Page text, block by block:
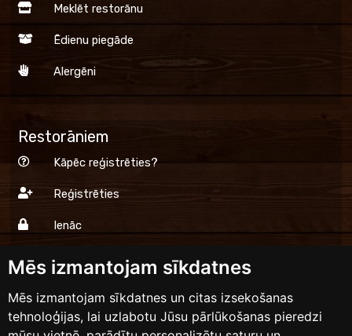
Mēs izmantojam sīkdatnes
Mēs izmantojam sīkdatnes un citas izsekošanas
tehnoloģijas, lai uzlabotu Jūsu pārlūkošanas pieredzi
Meklēt restorānu
Ēdienu piegāde
Alergēni
Restorāniem
Kāpēc reģistrēties?
Reģistrēties
Ienāc
Dinner.lv
Lietošanas noteikumi